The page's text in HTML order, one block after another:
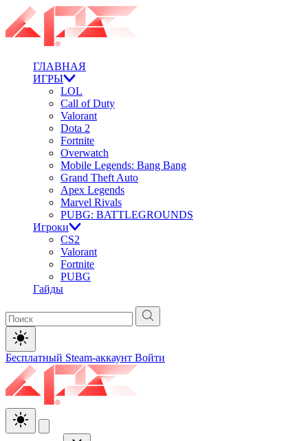
ГЛАВНАЯ
ИГРЫ
LOL
Call of Duty
Valorant
Dota 2
Fortnite
Overwatch
Mobile Legends: Bang Bang
Grand Theft Auto
Apex Legends
Marvel Rivals
PUBG: BATTLEGROUNDS
Игроки
CS2
Valorant
Fortnite
PUBG
Гайды
Бесплатный Steam-аккаунт Войти